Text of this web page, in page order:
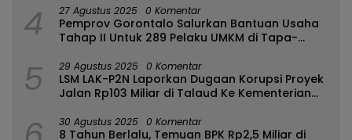
4 27 Agustus 2025 0 Komentar
Pemprov Gorontalo Salurkan Bantuan Usaha
Tahap II Untuk 289 Pelaku UMKM di Tapa-
5 29 Agustus 2025 0 Komentar
LSM LAK-P2N Laporkan Dugaan Korupsi Proyek
Jalan Rp103 Miliar di Talaud Ke Kementerian
30 Agustus 2025 0 Komentar
8 Tahun Berlalu, Temuan BPK Rp2,5 Miliar di